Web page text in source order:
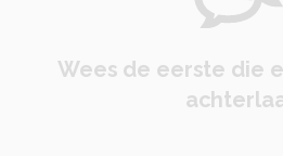
Wees de eerste die